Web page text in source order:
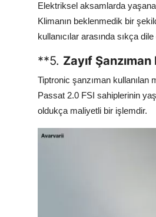
Elektriksel aksamlarda
Klimanın beklenmedik bir
kullanıcılar arasında sıkça
**5. Zayıf
Tiptronic şanzıman kullanılan
Passat 2.0 FSI sahiplerinin
oldukça maliyetli bir işlemdir.